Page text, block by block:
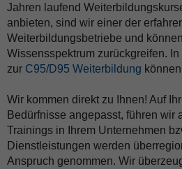
Jahren laufend
anbieten, sind wir einer der
Weiterbildungsbetriebe und
Wissensspektrum zurückgreifen.
zur C95/D95 Weiterbildung
Wir kommen direkt zu Ihnen! Auf
Bedürfnisse angepasst, führen wir
Trainings in Ihrem Unternehmen
Dienstleistungen werden
Anspruch genommen. Wir